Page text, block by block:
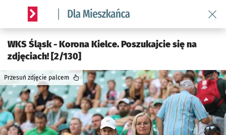
Serwis informacyjny wroclaw.pl podserwis: Dla mieszkańca
WKS Śląsk - Korona Kielce. Poszukajcie się na
zdjęciach! [2/130]
Przesuń zdjęcie palcem